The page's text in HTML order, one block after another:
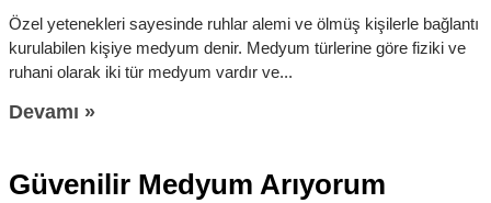
Özel yetenekleri sayesinde ruhlar alemi ve ölmüş kişilerle bağlantı
kurulabilen kişiye medyum denir. Medyum türlerine göre fiziki ve
ruhani olarak iki tür medyum vardır ve
Devamı »
Güvenilir Medyum Arıyorum